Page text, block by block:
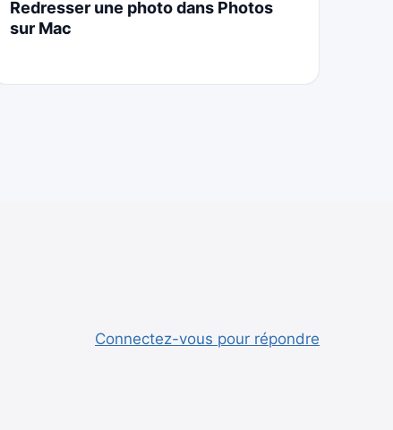
Redresser une photo dans Photos
sur Mac
Connectez-vous pour répondre